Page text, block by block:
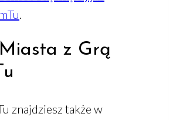
.
z Grą
znajdziesz także w